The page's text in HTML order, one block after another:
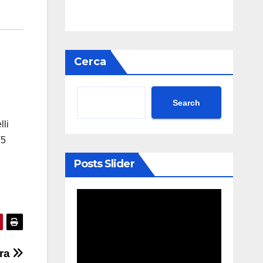
Cerca
Search
Posts Slider